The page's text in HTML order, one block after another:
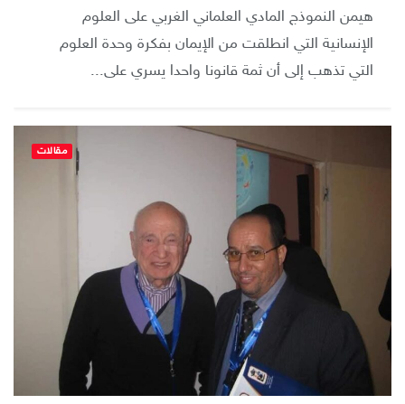
هيمن النموذج المادي العلماني الغربي على العلوم
الإنسانية التي انطلقت من الإيمان بفكرة وحدة العلوم
التي تذهب إلى أن ثمة قانونا واحدا يسري على...
مقالات